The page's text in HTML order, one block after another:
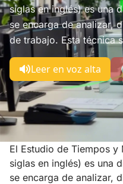
siglas en inglés) es una
se encarga de analizar,
de trabajo. Esta técnica
Leer en voz alta
El Estudio de Tiempos
siglas en inglés) es una
se encarga de analizar,